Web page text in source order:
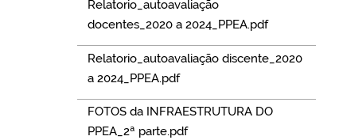
Relatorio_autoavaliação
docentes_2020 a 2024_PPEA.pdf
Relatorio_autoavaliação discente_2020
a 2024_PPEA.pdf
FOTOS da INFRAESTRUTURA DO
PPEA_2ª parte.pdf